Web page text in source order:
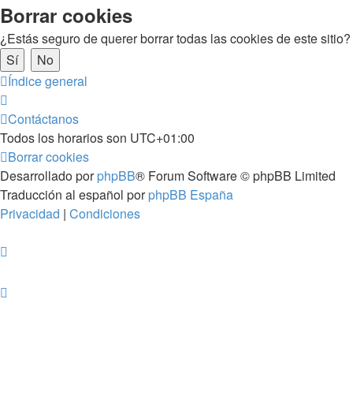
Borrar cookies
¿Estás seguro de querer borrar todas las cookies de este sitio?
Índice general
Contáctanos
Todos los horarios son UTC+01:00
Borrar cookies
Desarrollado porphpBB® Forum Software © phpBB Limited
Traducción al español porphpBB España
Privacidad | Condiciones